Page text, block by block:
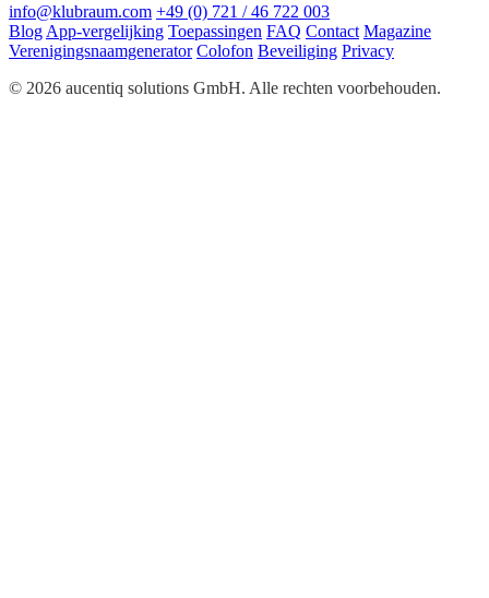
info@klubraum.com +49 (0) 721 / 46 722 003
Blog App-vergelijking Toepassingen FAQ Contact Magazine
Verenigingsnaamgenerator Colofon Beveiliging Privacy
© 2026 aucentiq solutions GmbH. Alle rechten voorbehouden.